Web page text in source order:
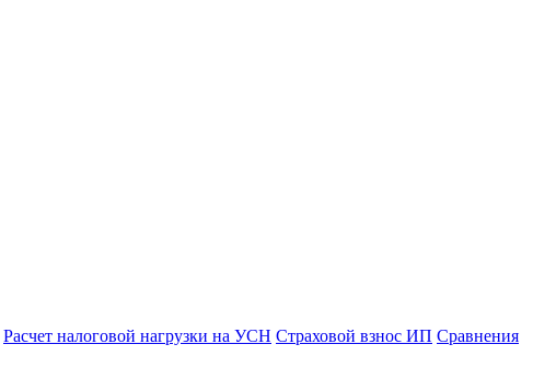
Расчет налоговой нагрузки на УСН Страховой взнос ИП Сравнения